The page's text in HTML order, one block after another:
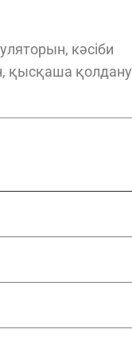
кәсіби
қысқаша қолдану